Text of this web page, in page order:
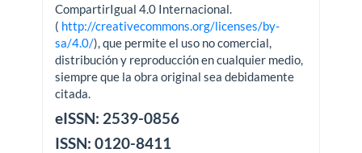
CompartirIgual 4.0 Internacional.
( http://creativecommons.org/licenses/by-
sa/4.0/), que permite el uso no comercial,
distribución y reproducción en cualquier medio,
siempre que la obra original sea debidamente
citada.
eISSN: 2539-0856
ISSN: 0120-8411